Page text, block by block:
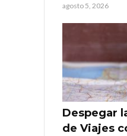
agosto 5, 2026
Despegar
de Viajes